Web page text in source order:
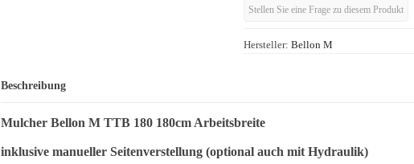
Stellen Sie eine Frage zu diesem Produkt
Hersteller: Bellon M
Beschreibung
Mulcher Bellon M TTB 180 180cm Arbeitsbreite
inklusive manueller Seitenverstellung (optional auch mit Hydraulik)